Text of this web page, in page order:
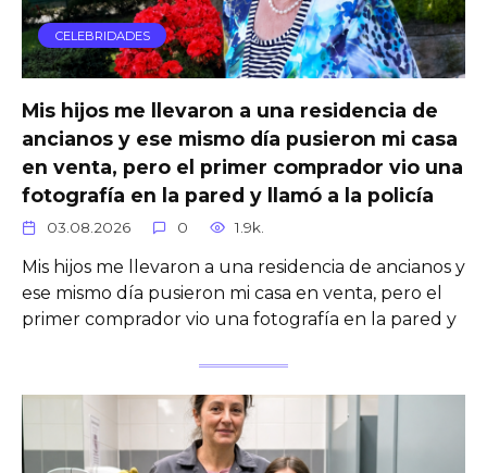
CELEBRIDADES
Mis hijos me llevaron a una residencia de
ancianos y ese mismo día pusieron mi casa
en venta, pero el primer comprador vio una
fotografía en la pared y llamó a la policía
03.08.2026 0 1.9k.
Mis hijos me llevaron a una residencia de ancianos y
ese mismo día pusieron mi casa en venta, pero el
primer comprador vio una fotografía en la pared y